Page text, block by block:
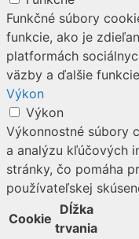
Funkčné súbory
funkcie, ako je
platformách
väzby a ďalšie
Výkon
Výkon
Výkonnostné súbory
a analýzu kľúčových
stránky, čo pomáha
používateľskej
Cookie
Dĺžka
trvania